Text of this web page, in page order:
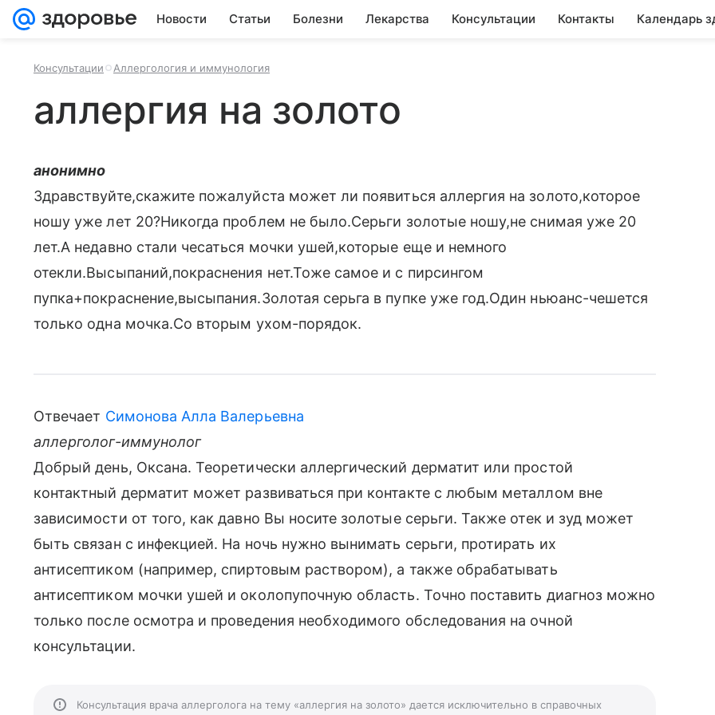
Новости Статьи Болезни Лекарства Консультации Контакты Календарь
Консультации Аллергология и иммунология
аллергия на золото
анонимно
Здравствуйте,скажите пожалуйста может ли появиться аллергия на золото,которое
ношу уже лет 20?Никогда проблем не было.Серьги золотые ношу,не снимая уже 20
лет.А недавно стали чесаться мочки ушей,которые еще и немного
отекли.Высыпаний,покраснения нет.Тоже самое и с пирсингом
пупка+покраснение,высыпания.Золотая серьга в пупке уже год.Один ньюанс-чешется
только одна мочка.Со вторым ухом-порядок.
Отвечает Симонова Алла Валерьевна
аллерголог-иммунолог
Добрый день, Оксана. Теоретически аллергический дерматит или простой
контактный дерматит может развиваться при контакте с любым металлом вне
зависимости от того, как давно Вы носите золотые серьги. Также отек и зуд может
быть связан с инфекцией. На ночь нужно вынимать серьги, протирать их
антисептиком (например, спиртовым раствором), а также обрабатывать
антисептиком мочки ушей и околопупочную область. Точно поставить диагноз можно
только после осмотра и проведения необходимого обследования на очной
консультации.
Консультация врача аллерголога на тему «аллергия на золото» дается исключительно в справочных